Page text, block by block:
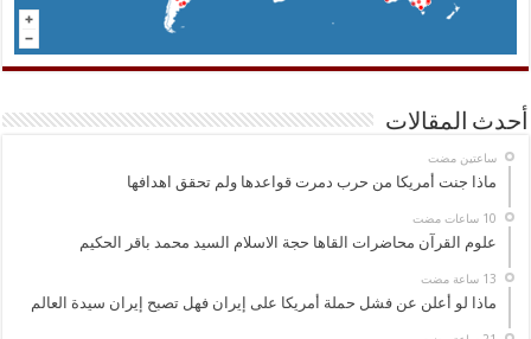
أحدث المقالات
‏ساعتين مضت
ماذا جنت أمريكا من حرب دمرت قواعدها ولم تحقق اهدافها
علوم القرآن محاضرات القاها حجة الاسلام السيد محمد باقر الحكيم
ماذا لو أعلن عن فشل حملة أمريكا على إيران فهل تصبح إيران سيدة العالم